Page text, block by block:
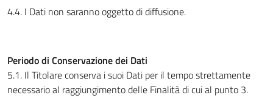
4.4. I Dati non saranno oggetto di diffusione.
Periodo di Conservazione dei Dati
5.1. Il Titolare conserva i suoi Dati per il tempo strettamente
necessario al raggiungimento delle Finalità di cui al punto 3.